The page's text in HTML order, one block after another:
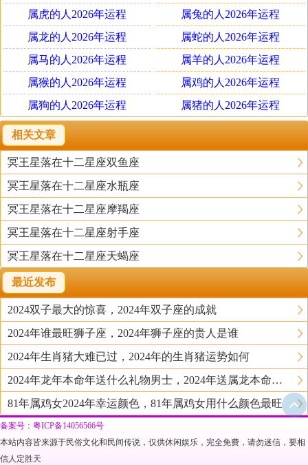
属虎的人2026年运程
属兔的人2026年运程
属龙的人2026年运程
属蛇的人2026年运程
属马的人2026年运程
属羊的人2026年运程
属猴的人2026年运程
属鸡的人2026年运程
属狗的人2026年运程
属猪的人2026年运程
相关文章
冥王星落在十二星座双鱼座
冥王星落在十二星座水瓶座
冥王星落在十二星座摩羯座
冥王星落在十二星座射手座
冥王星落在十二星座天蝎座
最近发布
2024双子最大的惊喜，2024年双子座的成就
2024年谁最旺狮子座，2024年狮子座的贵人是谁
2024年生肖猪大难已过，2024年的生肖猪运势如何
2024年龙年本命年送什么礼物男士，2024年送属龙本命年的人什么礼物好
81年属鸡女2024年幸运颜色，81年属鸡女用什么颜色最旺
备案号：粤ICP备14056566号
本站内容皆来源于民俗文化和民间传说，仅供休闲娱乐，完全免费，请勿迷信，要相
信人定胜天